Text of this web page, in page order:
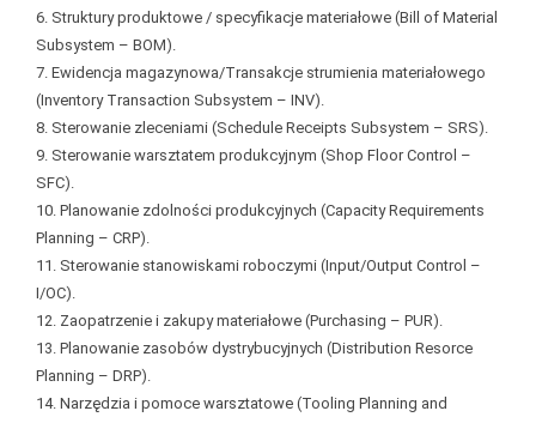
6. Struktury produktowe / specyfikacje materiałowe (Bill of Material
Subsystem – BOM).
7. Ewidencja magazynowa/Transakcje strumienia materiałowego
(Inventory Transaction Subsystem – INV).
8. Sterowanie zleceniami (Schedule Receipts Subsystem – SRS).
9. Sterowanie warsztatem produkcyjnym (Shop Floor Control –
SFC).
10. Planowanie zdolności produkcyjnych (Capacity Requirements
Planning – CRP).
11. Sterowanie stanowiskami roboczymi (Input/Output Control –
I/OC).
12. Zaopatrzenie i zakupy materiałowe (Purchasing – PUR).
13. Planowanie zasobów dystrybucyjnych (Distribution Resorce
Planning – DRP).
14. Narzędzia i pomoce warsztatowe (Tooling Planning and